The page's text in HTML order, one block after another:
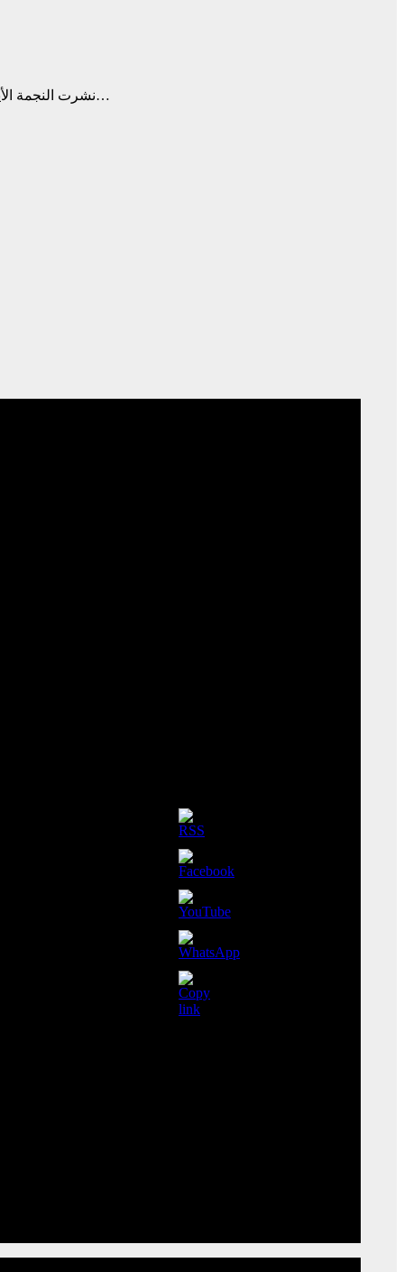
نشرت النجمة الأيقونيّة هيفاء وهبي وعارضة الأزياء اللبنانيّة-العالميّة نور عريضة مقطع فيديو مؤثراً يجمعهما، وتحدّت فيه النجمتان التحرّش الجنسي الإلكتروني…